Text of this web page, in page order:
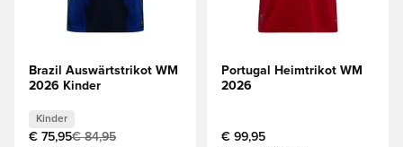
Brazil Auswärtstrikot WM
2026 Kinder
Kinder
€ 75,95€ 84,95
Portugal Heimtrikot WM
2026
€ 99,95